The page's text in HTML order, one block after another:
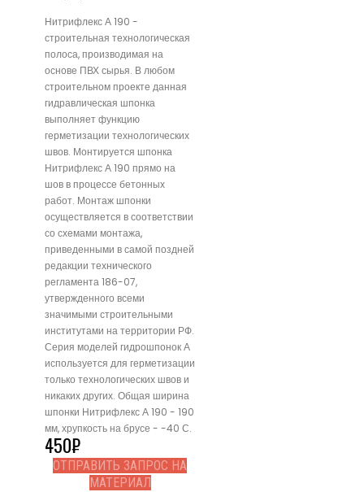
Нитрифлекс А 190 -
строительная технологическая
полоса, производимая на
основе ПВХ сырья. В любом
строительном проекте данная
гидравлическая шпонка
выполняет функцию
герметизации технологических
швов. Монтируется шпонка
Нитрифлекс А 190 прямо на
шов в процессе бетонных
работ. Монтаж шпонки
осуществляется в соответствии
со схемами монтажа,
приведенными в самой поздней
редакции технического
регламента 186-07,
утвержденного всеми
значимыми строительными
институтами на территории РФ.
Серия моделей гидрошпонок А
используется для герметизации
только технологических швов и
никаких других. Общая ширина
шпонки Нитрифлекс А 190 - 190
мм, хрупкость на брусе - -40 С.
450₽
ОТПРАВИТЬ ЗАПРОС НА
МАТЕРИАЛ